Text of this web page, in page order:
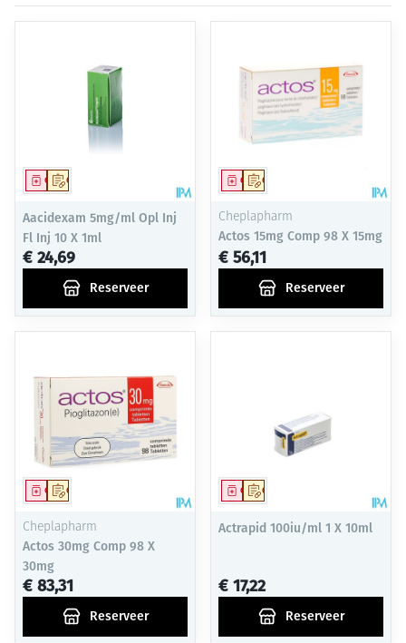
Op voorschrift
Geneesmiddel
Aacidexam 5mg/ml Opl Inj
Fl Inj 10 X 1ml
€ 24,69
Reserveer
Op voorschrift
Geneesmiddel
Cheplapharm
Actos 15mg Comp 98 X 15mg
€ 56,11
Reserveer
Op voorschrift
Geneesmiddel
Cheplapharm
Actos 30mg Comp 98 X
30mg
€ 83,31
Reserveer
Op voorschrift
Geneesmiddel
Actrapid 100iu/ml 1 X 10ml
€ 17,22
Reserveer